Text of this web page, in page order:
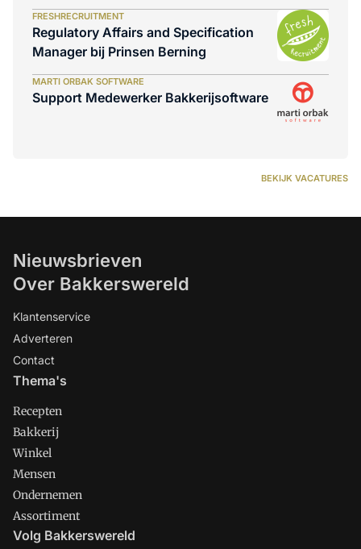
FRESHRECRUITMENT
Regulatory Affairs and Specification
Manager bij Prinsen Berning
MARTI ORBAK SOFTWARE
Support Medewerker Bakkerijsoftware
BEKIJK VACATURES
Nieuwsbrieven
Over Bakkerswereld
Klantenservice
Adverteren
Contact
Thema's
Recepten
Bakkerij
Winkel
Mensen
Ondernemen
Assortiment
Volg Bakkerswereld